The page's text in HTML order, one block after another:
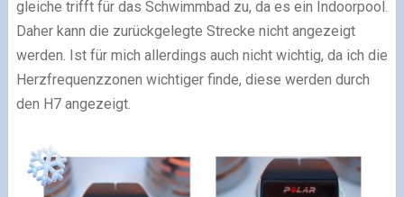
gleiche trifft für das Schwimmbad zu, da es ein Indoorpool.
Daher kann die zurückgelegte Strecke nicht angezeigt
werden. Ist für mich allerdings auch nicht wichtig, da ich die
Herzfrequenzzonen wichtiger finde, diese werden durch
den H7 angezeigt.